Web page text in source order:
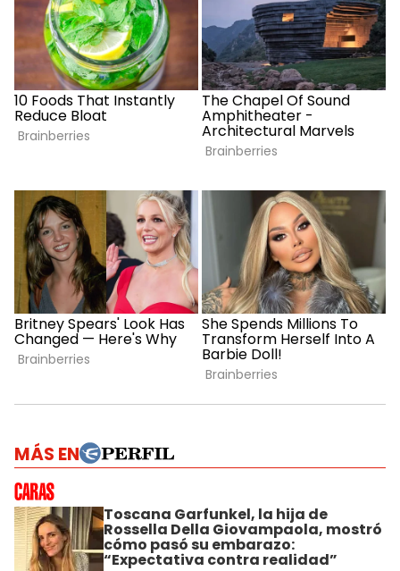
MÁS EN
Toscana Garfunkel, la hija de
Rossella Della Giovampaola, mostró
cómo pasó su embarazo:
“Expectativa contra realidad”